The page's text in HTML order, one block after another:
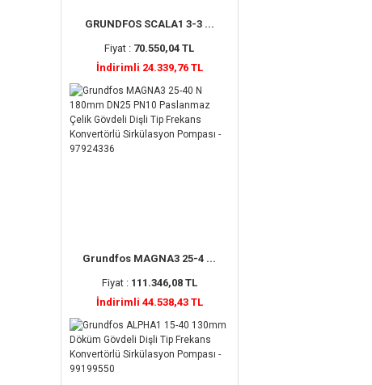
GRUNDFOS SCALA1 3-3 ...
Fiyat : 70.550,04 TL
İndirimli 24.339,76 TL
Grundfos MAGNA3 25-4 ...
Fiyat : 111.346,08 TL
İndirimli 44.538,43 TL